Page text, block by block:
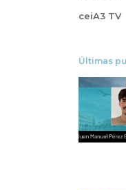
ceiA3 TV
Últimas